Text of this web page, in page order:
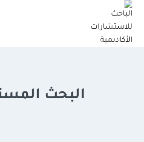
التجاوز
البحث